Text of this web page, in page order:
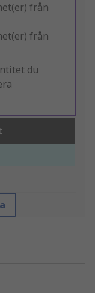
från
från
du